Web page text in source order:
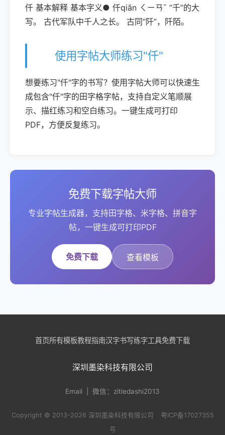
仟 基本解释 基本字义● 仟qiān ㄑㄧㄢˉ “千”的大
写。 古代军队中千人之长。 古同“阡”，阡陌。
使用字帖大师练习"仟"
想要练习"仟"字的书写？使用字帖大师可以快速生
成包含"仟"字的田字格字帖，支持自定义笔顺展
示、描红练习和空白练习。一键生成可打印
PDF，方便反复练习。
免费下载字帖大师
专业字帖生成器，支持田字格、米字格、拼音字
帖，一键生成可打印PDF
免费下载 查看模板
首页所有模板教程指南汉字书写练字工具免费下载
深圳墨染科技有限公司
Email | 微信：zitiedashi2013
Copyright © 2013-2026 深圳墨染科技有限公司
粤ICP备17027355
号